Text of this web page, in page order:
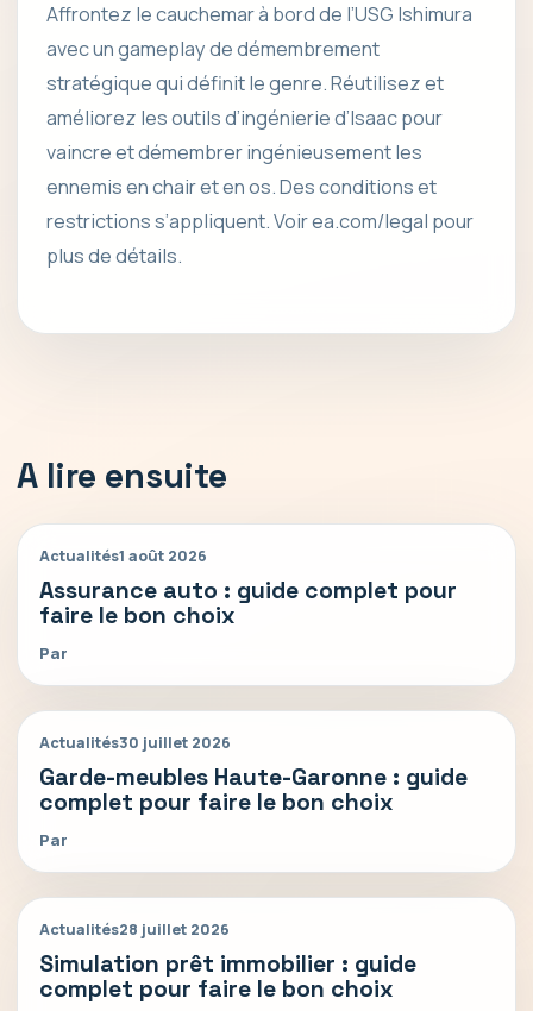
Affrontez le cauchemar à bord de l’USG Ishimura
avec un gameplay de démembrement
stratégique qui définit le genre. Réutilisez et
améliorez les outils d’ingénierie d’Isaac pour
vaincre et démembrer ingénieusement les
ennemis en chair et en os. Des conditions et
restrictions s’appliquent. Voir ea.com/legal pour
plus de détails.
A lire ensuite
Actualités1 août 2026
Assurance auto : guide complet pour
faire le bon choix
Par
Actualités30 juillet 2026
Garde-meubles Haute-Garonne : guide
complet pour faire le bon choix
Par
Actualités28 juillet 2026
Simulation prêt immobilier : guide
complet pour faire le bon choix